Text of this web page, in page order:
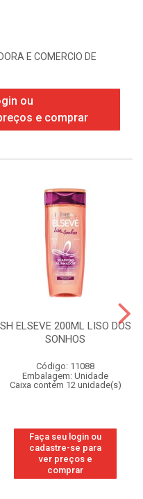
E COMERCIO DE
ou
e comprar
SH ELSEVE 200ML LISO DOS
SONHOS
Código: 11088
Embalagem: Unidade
Caixa contém 12 unidade(s)
Faça seu login ou
cadastre-se para
ver preços e
comprar